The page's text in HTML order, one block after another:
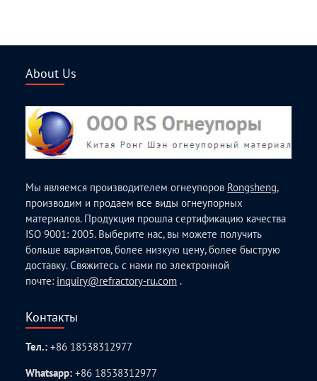
About Us
Мы являемся производителем огнеупоров Rongsheng,
производим и продаем все виды огнеупорных
материалов. Продукция прошла сертификацию качества
ISO 9001: 2005. Выберите нас, вы можете получить
больше вариантов, более низкую цену, более быструю
доставку. Свяжитесь с нами по электронной
почте: inquiry@refractory-ru.com .
Контакты
Тел.:+86 18538312977
Whatsapp:+86 18538312977